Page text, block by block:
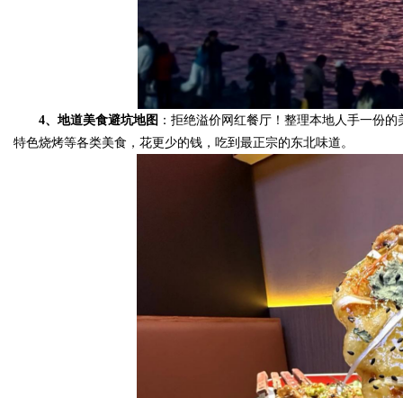
4、地道美食避坑地图 ：拒绝溢价网红餐厅！整理本地人手一份
特色烧烤等各类美食，花更少的钱，吃到最正宗的东北味道。